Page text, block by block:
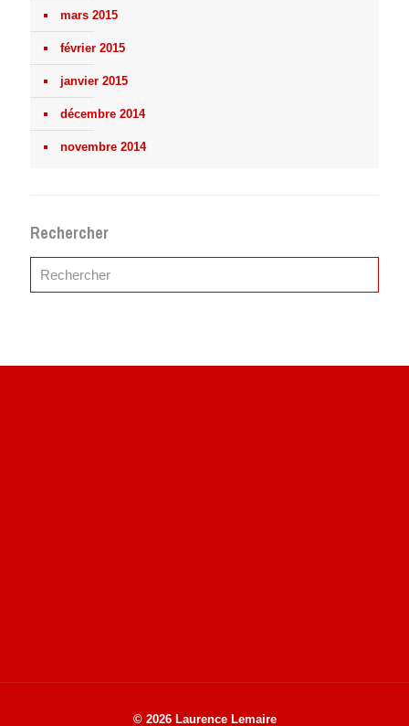
mars 2015
février 2015
janvier 2015
décembre 2014
novembre 2014
Rechercher
© 2026 Laurence Lemaire